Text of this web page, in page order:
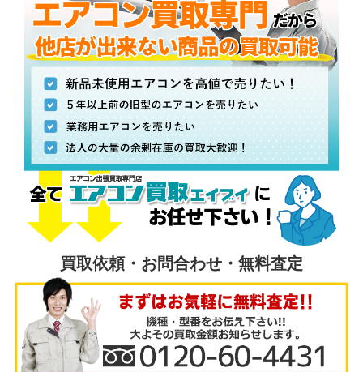
買取依頼・お問合わせ・無料査定